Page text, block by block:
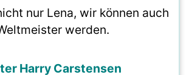
nur Lena, wir können auch
werden.
Harry Carstensen